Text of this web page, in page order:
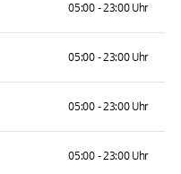
05:00 - 23:00 Uhr
05:00 - 23:00 Uhr
05:00 - 23:00 Uhr
05:00 - 23:00 Uhr